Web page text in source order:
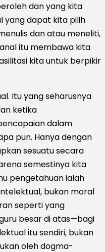
dan yang kita
yang dapat kita pilih
dan atau meneliti,
itu membawa kita
kita untuk berpikir
Itu yang seharusnya
ketika
dalam
pun. Hanya dengan
sesuatu secara
semestinya kita
pengetahuan ialah
bukan moral
seperti yang
besar di atas—bagi
itu sendiri, bukan
oleh dogma-